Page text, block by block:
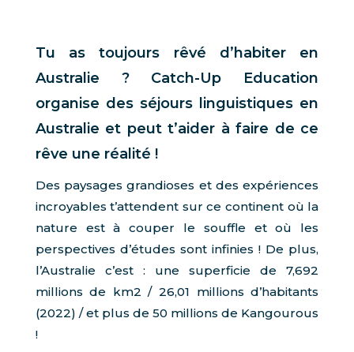
Tu as toujours rêvé d’habiter en
Australie ? Catch-Up Education
organise des séjours linguistiques en
Australie et peut t’aider à faire de ce
rêve une réalité !
Des paysages grandioses et des expériences
incroyables t’attendent sur ce continent où la
nature est à couper le souffle et où les
perspectives d’études sont infinies ! De plus,
l’Australie c’est : une superficie de 7,692
millions de km2 / 26,01 millions d’habitants
(2022) / et plus de 50 millions de Kangourous
!